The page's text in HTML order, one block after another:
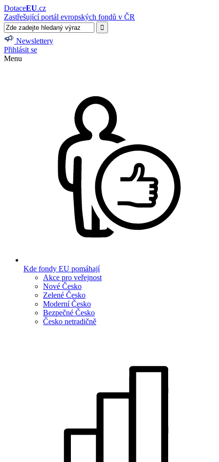
DotaceEU.cz
Zastřešující portál evropských fondů v ČR
Newslettery
Přihlásit se
Menu
Kde fondy EU pomáhají
Akce pro veřejnost
Nové Česko
Zelené Česko
Moderní Česko
Bezpečné Česko
Česko netradičně